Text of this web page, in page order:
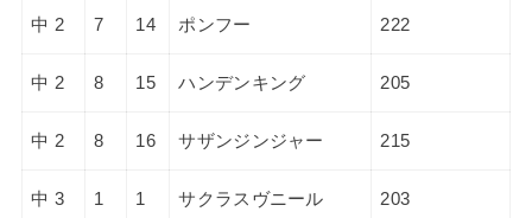
中 2 7 14 ポンフー 222
中 2 8 15 ハンデンキング 205
中 2 8 16 サザンジンジャー 215
中 3 1 1 サクラスヴニール 203